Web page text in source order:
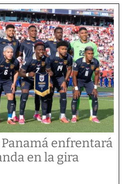
enfrentará
en la gira